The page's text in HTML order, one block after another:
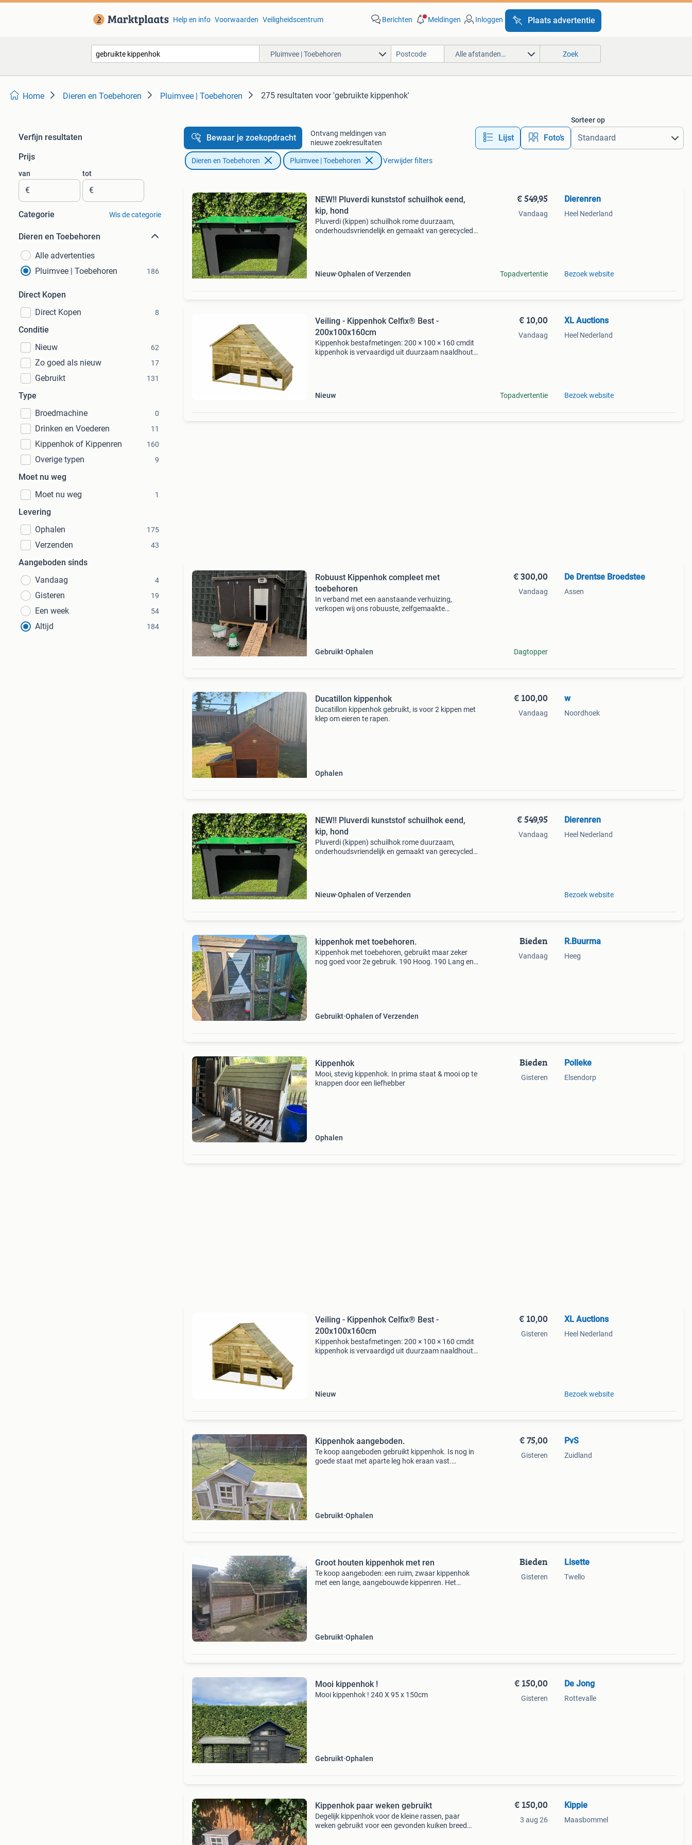
Help en info Voorwaarden Veiligheidscentrum Berichten Meldingen Inloggen Plaats advertentie
Pluimvee | Toebehoren Alle afstanden… Zoek
Home Dieren en Toebehoren Pluimvee | Toebehoren 275 resultaten voor 'gebruikte kippenhok'
Verfijn resultaten
Prijs
van
€
tot
€
Categorie Wis de categorie
Dieren en Toebehoren
Alle advertenties
Pluimvee | Toebehoren
186
Direct Kopen
Direct Kopen
8
Conditie
Nieuw
62
Zo goed als nieuw 17
Gebruikt 131
Type
Broedmachine
0
Drinken en Voederen 11
Kippenhok of Kippenren 160
Overige typen 9
Moet nu weg
Moet nu weg
1
Levering
Ophalen
175
Verzenden 43
Aangeboden sinds
Vandaag
4
Gisteren 19
Een week 54
Altijd 184
Bewaar je zoekopdracht
Ontvang meldingen van
nieuwe zoekresultaten
Lijst Foto’s
Sorteer op
Dieren en Toebehoren Pluimvee | Toebehoren Verwijder filters
NEW!! Pluverdi kunststof schuilhok eend,
kip, hond
Pluverdi (kippen) schuilhok rome duurzaam,
onderhoudsvriendelijk en gemaakt van gerecycled
Nieuw Ophalen of Verzenden
€ 549,95
Vandaag
Topadvertentie
Dierenren
Heel Nederland
Bezoek website
Veiling - Kippenhok Celfix® Best -
200x100x160cm
Kippenhok bestafmetingen: 200 × 100 × 160 cmdit
kippenhok is vervaardigd uit duurzaam naaldhout
Nieuw
€ 10,00
Vandaag
Topadvertentie
XL Auctions
Heel Nederland
Bezoek website
Robuust Kippenhok compleet met
toebehoren
In verband met een aanstaande verhuizing,
verkopen wij ons robuuste, zelfgemaakte
Gebruikt Ophalen
€ 300,00
Vandaag
Dagtopper
De Drentse Broedstee
Assen
Ducatillon kippenhok
Ducatillon kippenhok gebruikt, is voor 2 kippen met
klep om eieren te rapen.
Ophalen
€ 100,00
Vandaag
w
Noordhoek
NEW!! Pluverdi kunststof schuilhok eend,
kip, hond
Pluverdi (kippen) schuilhok rome duurzaam,
onderhoudsvriendelijk en gemaakt van gerecycled
Nieuw Ophalen of Verzenden
€ 549,95
Vandaag
Dierenren
Heel Nederland
Bezoek website
kippenhok met toebehoren.
Kippenhok met toebehoren, gebruikt maar zeker
nog goed voor 2e gebruik. 190 Hoog. 190 Lang en
Gebruikt Ophalen of Verzenden
Bieden
Vandaag
R.Buurma
Heeg
Kippenhok
Mooi, stevig kippenhok. In prima staat & mooi op te
knappen door een liefhebber
Ophalen
Bieden
Gisteren
Polleke
Elsendorp
Veiling - Kippenhok Celfix® Best -
200x100x160cm
Kippenhok bestafmetingen: 200 × 100 × 160 cmdit
kippenhok is vervaardigd uit duurzaam naaldhout
Nieuw
€ 10,00
Gisteren
XL Auctions
Heel Nederland
Bezoek website
Kippenhok aangeboden.
Te koop aangeboden gebruikt kippenhok. Is nog in
goede staat met aparte leg hok eraan vast.
Gebruikt Ophalen
€ 75,00
Gisteren
PvS
Zuidland
Groot houten kippenhok met ren
Te koop aangeboden: een ruim, zwaar kippenhok
met een lange, aangebouwde kippenren. Het
Gebruikt Ophalen
Bieden
Gisteren
Lisette
Twello
Mooi kippenhok !
Mooi kippenhok ! 240 X 95 x 150cm
Gebruikt Ophalen
€ 150,00
Gisteren
De Jong
Rottevalle
Kippenhok paar weken gebruikt
Degelijk kippenhok voor de kleine rassen, paar
weken gebruikt voor een gevonden kuiken breed
€ 150,00
3 aug 26
Kippie
Maasbommel